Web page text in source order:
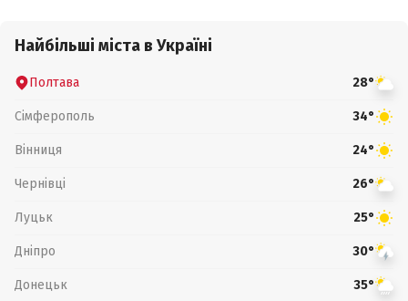
Найбільші міста в Україні
Полтава 28°
Сімферополь 34°
Вінниця 24°
Чернівці 26°
Луцьк 25°
Дніпро 30°
Донецьк 35°